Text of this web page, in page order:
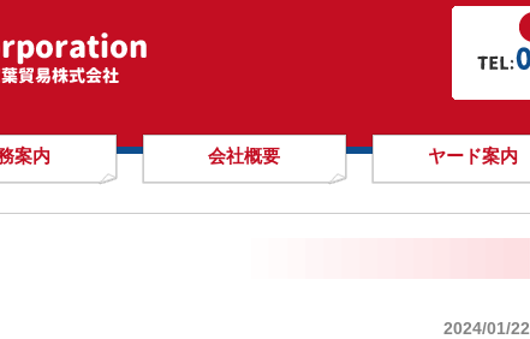
案内 会社概要 ヤード案内
2024/01/22